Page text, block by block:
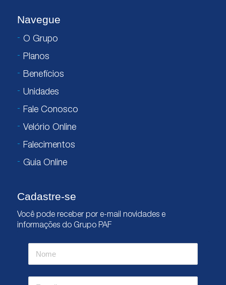
Navegue
O Grupo
Planos
Benefícios
Unidades
Fale Conosco
Velório Online
Falecimentos
Guia Online
Cadastre-se
Você pode receber por e-mail novidades e
informações do Grupo PAF